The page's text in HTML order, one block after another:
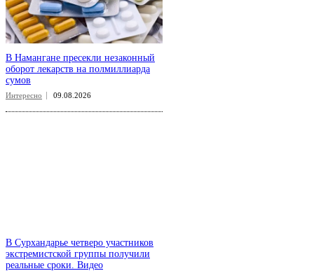
В Намангане пресекли незаконный
оборот лекарств на полмиллиарда
сумов
Интересно 09.08.2026
В Сурхандарье четверо участников
экстремистской группы получили
реальные сроки. Видео